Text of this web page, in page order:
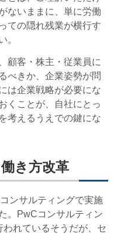
ないままに、単に労働
ての隠れ残業が横行す
。
顧客・株主・従業員に
べきか、企業姿勢が問
は企業戦略が必要にな
くことが、自社にとっ
考えるうえでの鍵にな
き方改革
ンサルティングで実施
。PwCコンサルティン
れているそうだが、セ